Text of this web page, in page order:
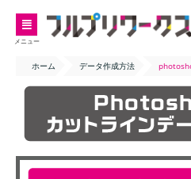
メニュー
ホーム データ作成方法